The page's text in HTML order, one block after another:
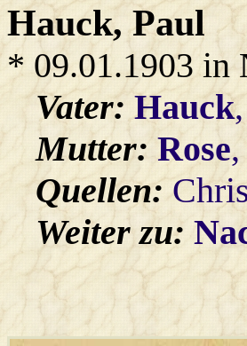
Hauck, Paul
* 09.01.1903 in
Vater:Hauck
Mutter:Rose
Quellen:
Weiter zu: